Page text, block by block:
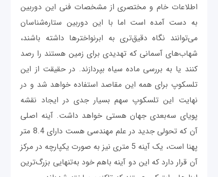
اطلاعات خام و مختصری از مشخصات فنی این دوربین
به دست آمده است اما با این دوربین ستاره‌شناسان
می‌توانند نگاه دقیق‌تری به ابرنواخترها داشته باشند،
شهاب‌های آسمانی که تهدیدی برای زمین هستند را رصد
کنند یا به بررسی ماده سیاه بپردازند. در حقیقت از این
تلسکوپ برای همه این مقاصد استفاده خواهد شد و در
نهایت این تلسکوپ سهم بسیار جدی در ایجاد نقشه
پویای سه‌بعدی جهان هستی خواهد داشت. آینه اصلی
آن که تحولی جدید در علم مهندسی هست دارای 8.4 متر
پهنا است، ‌یک آینه 5 متری نیز به صورت یکپارچه در مرکز
آن قرار دارد که این دو آینه باهم خود به‌تنهایی بزرگ‌ترین